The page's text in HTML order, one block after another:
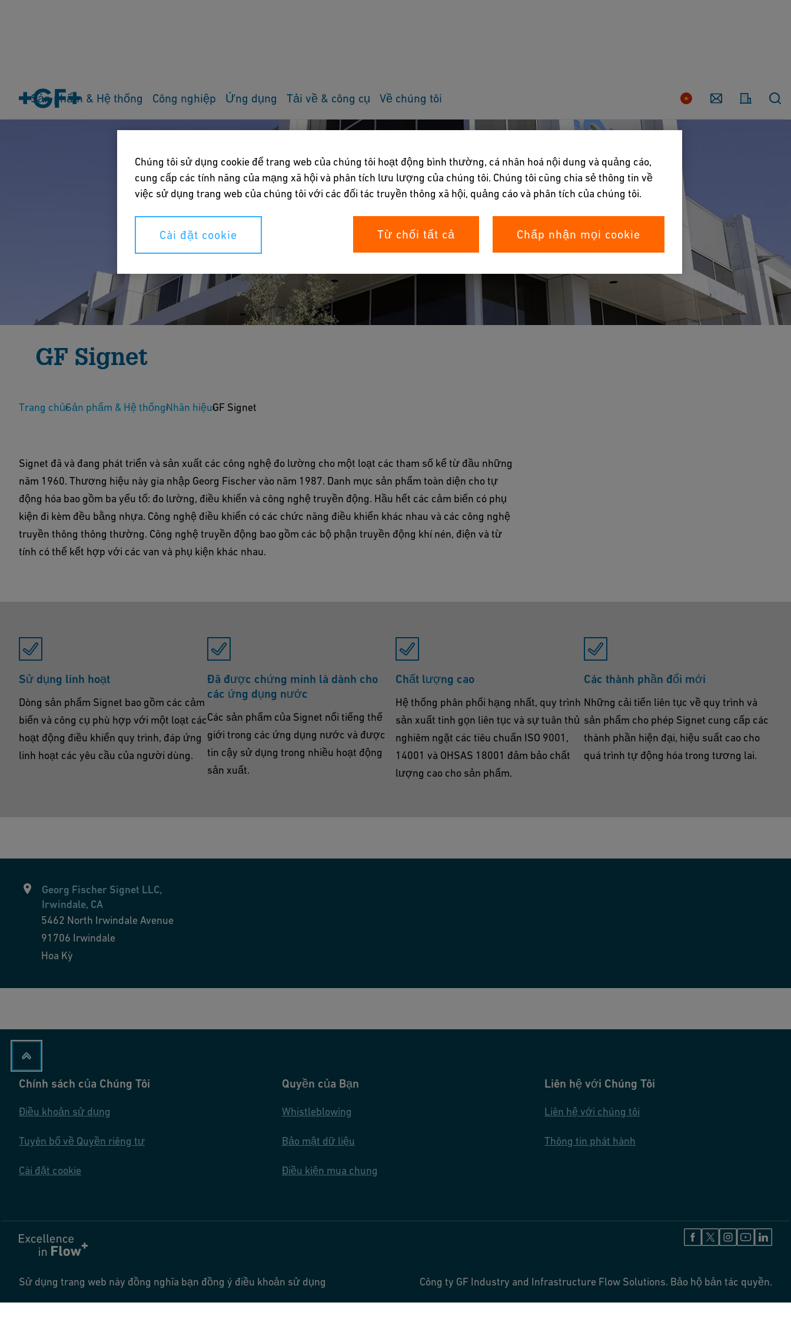
Quốc
tôi
Sản phẩm & Hệ thống Công nghiệp Ứng dụng Tải về & công cụ Về chúng tôi
GF Signet
với nước và vật liệu ăn mòn.
Trang chủSản phẩm & Hệ thốngNhãn hiệuGF Signet
Signet đã và đang phát triển và sản xuất các công nghệ đo lường cho một loạt các tham số kể từ đầu những
năm 1960. Thương hiệu này gia nhập Georg Fischer vào năm 1987. Danh mục sản phẩm toàn diện cho tự
động hóa bao gồm ba yếu tố: đo lường, điều khiển và công nghệ truyền động. Hầu hết các cảm biến có phụ
kiện đi kèm đều bằng nhựa. Công nghệ điều khiển có các chức năng điều khiển khác nhau và các công nghệ
truyền thông thông thường. Công nghệ truyền động bao gồm các bộ phận truyền động khí nén, điện và từ
tính có thể kết hợp với các van và phụ kiện khác nhau.
Sử dụng linh hoạt
Dòng sản phẩm Signet bao gồm các cảm
biến và công cụ phù hợp với một loạt các
hoạt động điều khiển quy trình, đáp ứng
linh hoạt các yêu cầu của người dùng.
Đã được chứng minh là dành cho
các ứng dụng nước
Các sản phẩm của Signet nổi tiếng thế
giới trong các ứng dụng nước và được
tin cậy sử dụng trong nhiều hoạt động
sản xuất.
Chất lượng cao
Hệ thống phân phối hạng nhất, quy trình
sản xuất tinh gọn liên tục và sự tuân thủ
nghiêm ngặt các tiêu chuẩn ISO 9001,
14001 và OHSAS 18001 đảm bảo chất
lượng cao cho sản phẩm.
Các thành phần đổi mới
Những cải tiến liên tục về quy trình và
sản phẩm cho phép Signet cung cấp các
thành phần hiện đại, hiệu suất cao cho
quá trình tự động hóa trong tương lai.
Georg Fischer Signet LLC,
Irwindale, CA
5462 North Irwindale Avenue
91706 Irwindale
Hoa Kỳ
Chính sách của Chúng Tôi
Điều khoản sử dụng
Tuyên bố về Quyền riêng tư
Cài đặt cookie
Quyền của Bạn
Whistleblowing
Bảo mật dữ liệu
Điều kiện mua chung
Liên hệ với Chúng Tôi
Liên hệ với chúng tôi
Thông tin phát hành
Sử dụng trang web này đồng nghĩa bạn đồng ý điều khoản sử dụng Công ty GF Industry and Infrastructure Flow Solutions. Bảo hộ bản tác quyền.
Chúng tôi sử dụng cookie để trang web của chúng tôi hoạt động bình thường, cá nhân hoá nội dung và quảng cáo,
cung cấp các tính năng của mạng xã hội và phân tích lưu lượng của chúng tôi. Chúng tôi cũng chia sẻ thông tin về
việc sử dụng trang web của chúng tôi với các đối tác truyền thông xã hội, quảng cáo và phân tích của chúng tôi.
Cài đặt cookie Từ chối tất cả Chấp nhận mọi cookie